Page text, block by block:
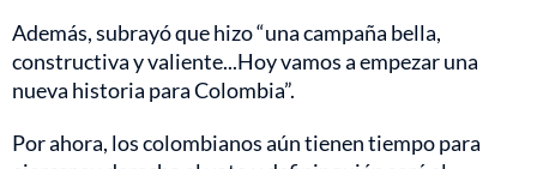
Además, subrayó que hizo “una campaña bella,
constructiva y valiente...Hoy vamos a empezar una
nueva historia para Colombia”.
Por ahora, los colombianos aún tienen tiempo para